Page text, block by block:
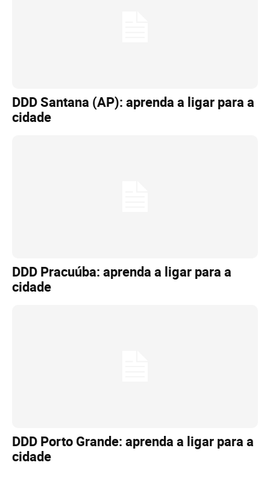
DDD Santana (AP): aprenda a ligar para a
cidade
DDD Pracuúba: aprenda a ligar para a
cidade
DDD Porto Grande: aprenda a ligar para a
cidade